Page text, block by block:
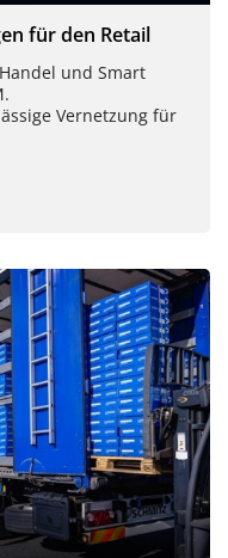
für den Retail
und Smart
Vernetzung für